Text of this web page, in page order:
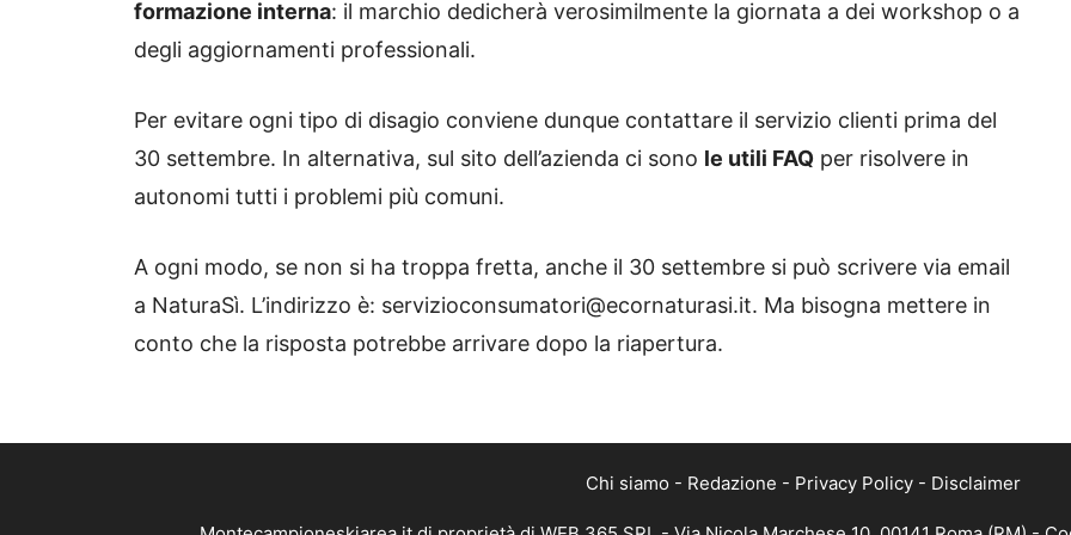
formazione interna: il marchio dedicherà verosimilmente la giornata a dei workshop o a
degli aggiornamenti professionali.
Per evitare ogni tipo di disagio conviene dunque contattare il servizio clienti prima del
30 settembre. In alternativa, sul sito dell’azienda ci sono le utili FAQ per risolvere in
autonomi tutti i problemi più comuni.
A ogni modo, se non si ha troppa fretta, anche il 30 settembre si può scrivere via email
a NaturaSì. L’indirizzo è: servizioconsumatori@ecornaturasi.it. Ma bisogna mettere in
conto che la risposta potrebbe arrivare dopo la riapertura.
Chi siamo - Redazione - Privacy Policy - Disclaimer